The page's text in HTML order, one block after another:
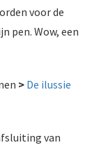
voor de
pen. Wow, een
> De ilussie
van